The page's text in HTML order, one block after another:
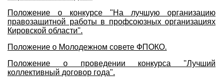
Положение о конкурсе "На лучшую организацию
правозащитной работы в профсоюзных организациях
Кировской области".
Положение о Молодежном совете ФПОКО.
Положение о проведении конкурса "Лучший
коллективный договор года".